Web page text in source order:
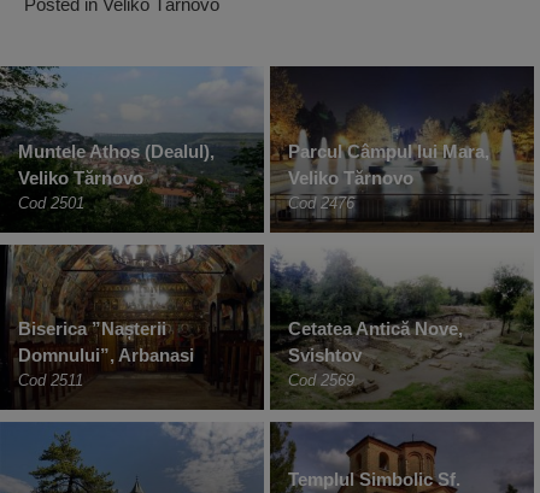
Posted in Veliko Tărnovo
Muntele Athos (Dealul),
Veliko Tărnovo
Cod 2501
Parcul Câmpul lui Mara,
Veliko Tărnovo
Cod 2476
Biserica ”Nașterii
Domnului”, Arbanasi
Cod 2511
Cetatea Antică Nove,
Svishtov
Cod 2569
Templul Simbolic Sf.